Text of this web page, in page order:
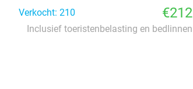
Verkocht: 210
€212
Inclusief toeristenbelasting en bedlinnen